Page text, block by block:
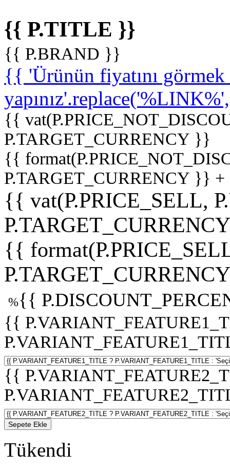
{{ P.TITLE }}
{{ P.BRAND }}
{{ 'Ürünün fiyatını
{{
P.TARGET_CURRENCY }}
{{
P.TARGET_CURRENCY }}
{{ vat(P.PRICE_SELL,
{{
%{{
{{
{{
Sepete Ekle
Tükendi